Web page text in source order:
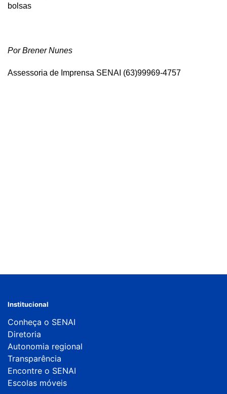
bolsas
Por Brener Nunes
Assessoria de Imprensa SENAI (63)99969-4757
Institucional
Conheça o SENAI
Diretoria
Autonomia regional
Transparência
Encontre o SENAI
Escolas móveis